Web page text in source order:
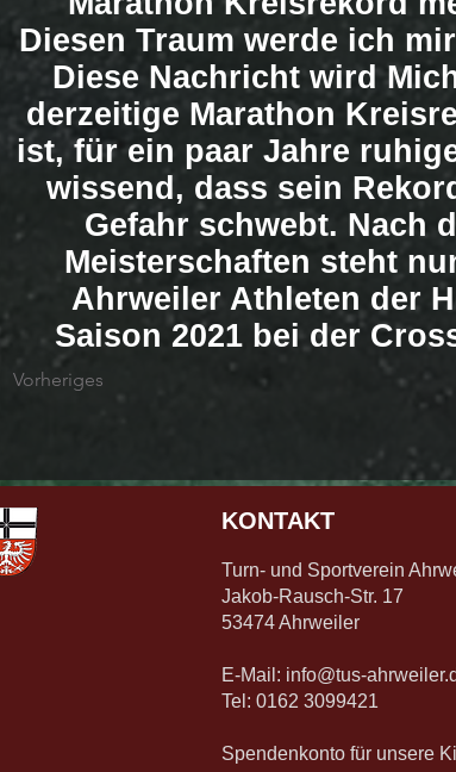
Diesen Traum werde ich
Diese Nachricht wird
derzeitige Marathon
ist, für ein paar Jahre
wissend, dass sein
Gefahr schwebt. Nach
Meisterschaften steht
Ahrweiler Athleten der
Saison 2021 bei der
Vorheriges
KONTAKT
Turn- und Sportverein
Jakob-Rausch-Str. 17
53474 Ahrweiler
E-Mail: info@tus-
Tel: 0162 3099421
Spendenkonto für unsere